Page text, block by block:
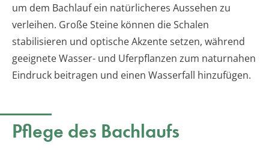
um dem Bachlauf ein natürlicheres Aussehen zu
verleihen. Große Steine können die Schalen
stabilisieren und optische Akzente setzen, während
geeignete Wasser- und Uferpflanzen zum naturnahen
Eindruck beitragen und einen Wasserfall hinzufügen.
Pflege des Bachlaufs